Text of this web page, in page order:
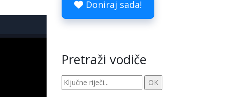
Doniraj sada!
Pretraži vodiče